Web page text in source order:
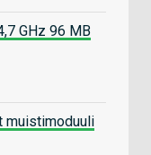
GHz 96 MB
muistimoduuli